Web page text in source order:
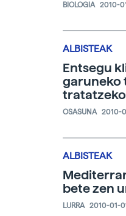
BIOLOGIA 2010-
ALBISTEAK
Entsegu
garuneko
tratatzeko
OSASUNA 2010-
ALBISTEAK
bete zen
LURRA 2010-01-